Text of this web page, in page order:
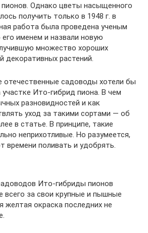
Однако цветы насыщенного
получить только в 1948 г. в
работа была проведена ученым
именем и назвали новую
множество хороших
декоративных растений.
отечественные садоводы хотели бы
Ито-гибрид пиона. В чем
разновидностей и как
уход за такими сортами — об
в статье. В принципе, такие
неприхотливые. Но разумеется,
времени поливать и удобрять.
Ито-гибриды пионов
всего за свои крупные и пышные
окраска последних не